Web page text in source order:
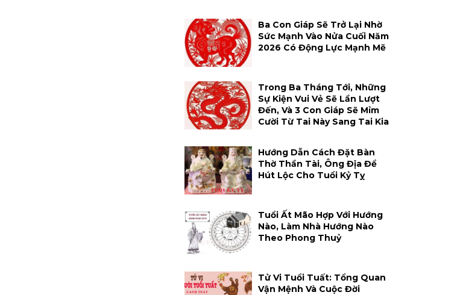
Ba Con Giáp Sẽ Trở Lại Nhờ
Sức Mạnh Vào Nửa Cuối Năm
2026 Có Động Lực Mạnh Mẽ
Trong Ba Tháng Tới, Những
Sự Kiện Vui Vẻ Sẽ Lần Lượt
Đến, Và 3 Con Giáp Sẽ Mỉm
Cười Từ Tai Này Sang Tai Kia
Hướng Dẫn Cách Đặt Bàn
Thờ Thần Tài, Ông Địa Để
Hút Lộc Cho Tuổi Kỷ Tỵ
Tuổi Ất Mão Hợp Với Hướng
Nào, Làm Nhà Hướng Nào
Theo Phong Thuỷ
Tử Vi Tuổi Tuất: Tổng Quan
Vận Mệnh Và Cuộc Đời